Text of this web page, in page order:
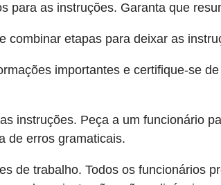
para as instruções. Garanta que
combinar etapas para deixar as
importantes e certifique-se
instruções. Peça a um funcionário
de erros gramaticais.
de trabalho. Todos os funcionários